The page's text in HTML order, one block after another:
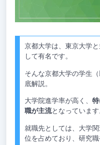
京都大学は、東京大学
して有名です。
そんな京都大学の学生
底解説。
大学院進学率が高く、
職が主流となっています
就職先としては、大学
位を占めており、研究